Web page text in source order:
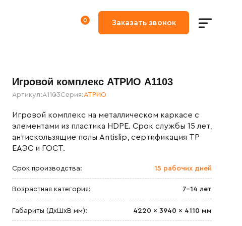
0
Игровой комплекс АТРИО A1103
Артикул:A1103Серия:АТРИО
Игровой комплекс на металлическом каркасе с
элементами из пластика HDPE. Срок службы 15 лет,
антискользящие полы Antislip, сертификация ТР
ЕАЭС и ГОСТ.
Срок производства: 15 рабочих дней
Возрастная категория: 7-14 лет
Габариты (ДхШxВ мм): 4220 × 3940 × 4110 мм